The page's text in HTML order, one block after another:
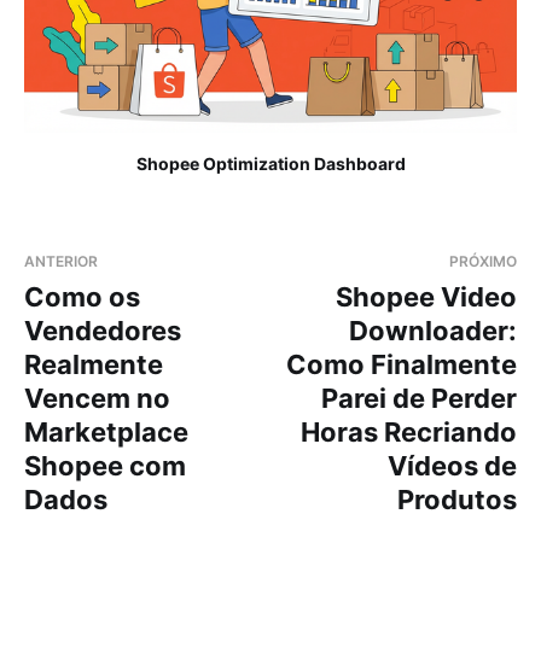
Shopee Optimization Dashboard
ANTERIOR
Como os
Vendedores
Realmente
Vencem no
Marketplace
Shopee com
Dados
PRÓXIMO
Shopee Video
Downloader:
Como Finalmente
Parei de Perder
Horas Recriando
Vídeos de
Produtos